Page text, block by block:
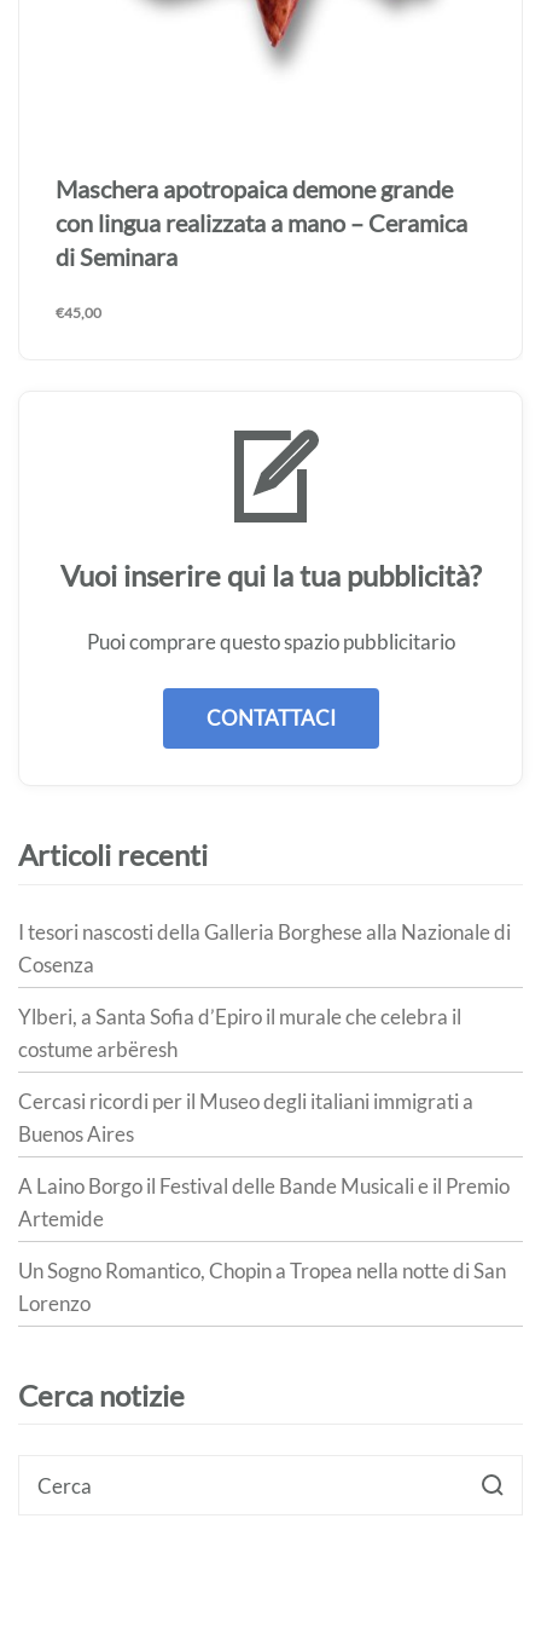
Maschera apotropaica demone grande
realizzata a mano – Ceramica di Seminara
Vuoi inserire qui la tua pubblicità?
Puoi comprare questo spazio pubblicitario
CONTATTACI
Articoli recenti
I tesori nascosti della Galleria Borghese alla Nazionale di
Cosenza
Ylberi, a Santa Sofia d’Epiro il murale che celebra il
costume arbëresh
Cercasi ricordi per il Museo degli italiani immigrati a
Buenos Aires
A Laino Borgo il Festival delle Bande Musicali e il Premio
Artemide
Un Sogno Romantico, Chopin a Tropea nella notte di San
Lorenzo
Cerca notizie